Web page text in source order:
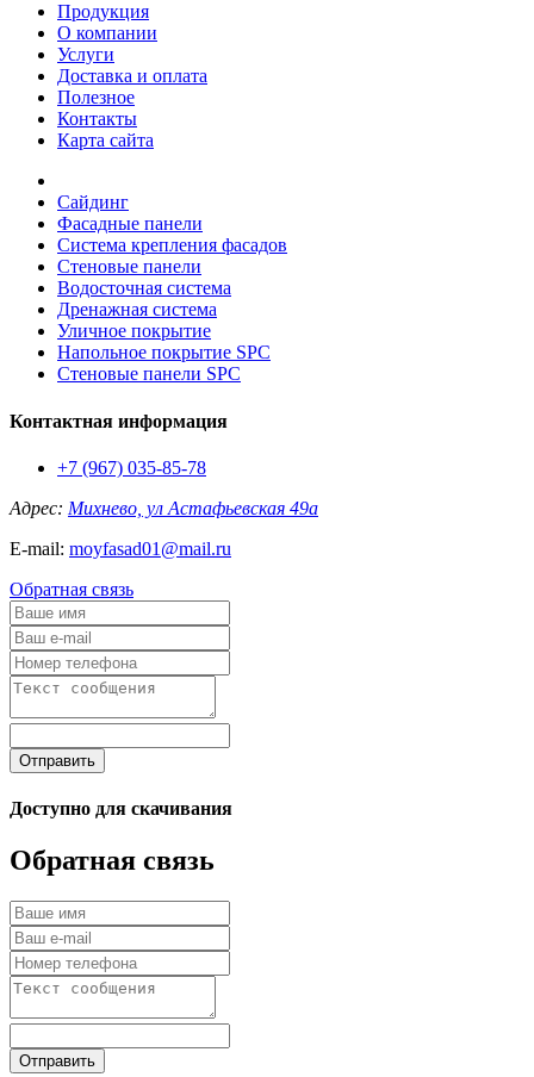
Продукция
О компании
Услуги
Доставка и оплата
Полезное
Контакты
Карта сайта
Сайдинг
Фасадные панели
Система крепления фасадов
Стеновые панели
Водосточная система
Дренажная система
Уличное покрытие
Напольное покрытие SPC
Стеновые панели SPC
Контактная информация
+7 (967) 035-85-78
Адрес: Михнево, ул Астафьевская 49а
E-mail: moyfasad01@mail.ru
Обратная связь
Отправить
Доступно для скачивания
Обратная связь
Отправить